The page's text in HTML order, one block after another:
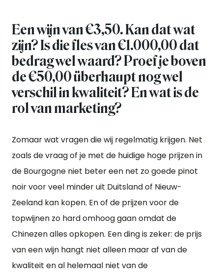
Een wijn van €3,50. Kan dat wat
zijn? Is die fles van €1.000,00 dat
bedrag wel waard? Proef je boven
de €50,00 überhaupt nog wel
verschil in kwaliteit? En wat is de
rol van marketing?
Zomaar wat vragen die wij regelmatig krijgen. Net
zoals de vraag of je met de huidige hoge prijzen in
de Bourgogne niet beter een net zo goede pinot
noir voor veel minder uit Duitsland of Nieuw-
Zeeland kan kopen. En of de prijzen voor de
topwijnen zo hard omhoog gaan omdat de
Chinezen alles opkopen. Een ding is zeker: de prijs
van een wijn hangt niet alleen maar af van de
kwaliteit en al helemaal niet van de